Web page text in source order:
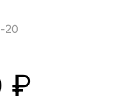
20
₽